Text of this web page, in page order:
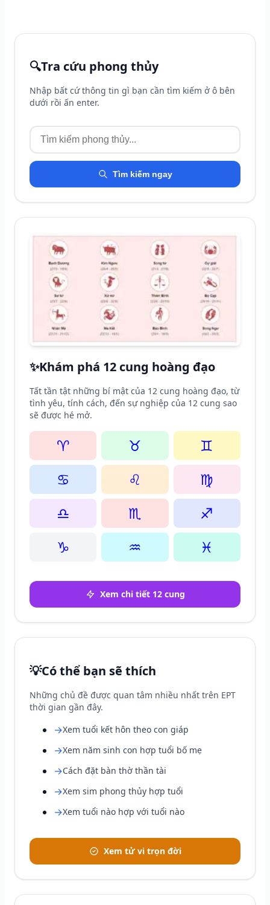
🔍Tra cứu phong thủy
Nhập bất cứ thông tin gì bạn cần tìm kiếm ở ô bên
dưới rồi ấn enter.
Tìm kiếm ngay
✨Khám phá 12 cung hoàng đạo
Tất tần tật những bí mật của 12 cung hoàng đạo, từ
tình yêu, tính cách, đến sự nghiệp của 12 cung sao
sẽ được hé mở.
♈ ♉
♊
♋
♌
♍
♎
♏
♐
♑
♒ ♓
Xem chi tiết 12 cung
💡Có thể bạn sẽ thích
Những chủ đề được quan tâm nhiều nhất trên EPT
thời gian gần đây.
→Xem tuổi kết hôn theo con giáp
→Xem năm sinh con hợp tuổi bố mẹ
→Cách đặt bàn thờ thần tài
→Xem sim phong thủy hợp tuổi
→Xem tuổi nào hợp với tuổi nào
Xem tử vi trọn đời